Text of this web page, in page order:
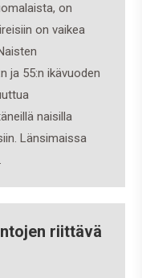
on
on vaikea
ja 55:n ikävuoden
naisilla
Länsimaissa
riittävä